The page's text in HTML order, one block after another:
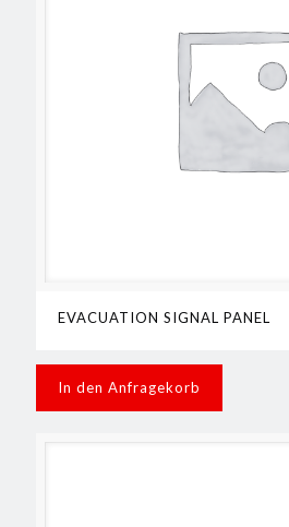
EVACUATION SIGNAL PANEL
In den Anfragekorb